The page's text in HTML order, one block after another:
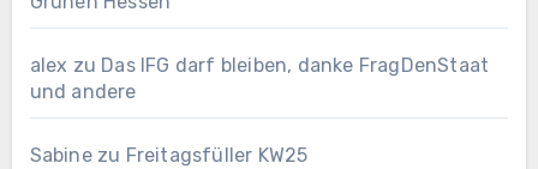
alex zu Das IFG darf bleiben, danke FragDenStaat
und andere
Sabinezu Freitagsfüller KW25